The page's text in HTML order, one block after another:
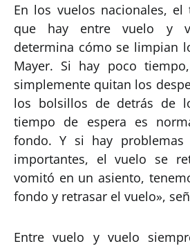
En los vuelos nacionales,
que hay entre vuelo y
determina cómo se limpian
Mayer. Si hay poco
simplemente quitan los
los bolsillos de detrás de
tiempo de espera es
fondo. Y si hay problemas
importantes, el vuelo se
vomitó en un asiento,
fondo y retrasar el vuelo»,
Entre vuelo y vuelo